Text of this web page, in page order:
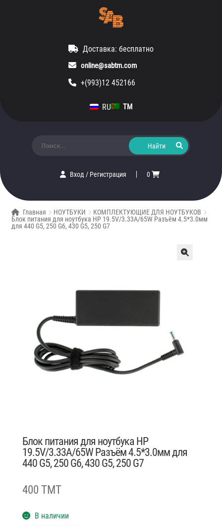
Доставка: бесплатно
online@sabtm.com
+(993)12 452166
RU TM
Вход/ Регистрация 0
Главная НОУТБУКИ
КОМПЛЕКТУЮЩИЕ ДЛЯ НОУТБУКОВ
Блок питания для ноутбука HP 19.5V/3.33A/65W Разъём 4.5*3.0мм
для 440 G5, 250 G6, 430 G5, 250 G7
Блок питания для ноутбука HP
19.5V/3.33A/65W Разъём 4.5*3.0мм для
440 G5, 250 G6, 430 G5, 250 G7
400 TMT
В наличии